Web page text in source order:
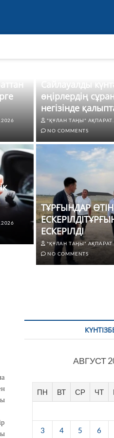
NO COMMENTS
Сайлауалды
өңірлердің
негізінде
"ҚҰЛАН ТАҢЫ" АҚПАРАТ.
NO COMMENTS
ТҰРҒЫНДАР
ЕСКЕРІЛДІ
"ҚҰЛАН ТАҢЫ" АҚПАРАТ.
NO COMMENTS
АВГУСТ
ПН ВТ СР ЧТ
3 4 5 6